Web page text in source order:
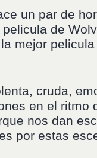
un par de
de
mejor
cruda,
en el ritmo
nos dan
por estas